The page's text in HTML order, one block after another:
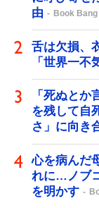
由
Book Bang
舌は欠損、
「世界一
「死ぬと
を残して自
さ」に向き
心を病んだ
れに…ノブ
を明かす